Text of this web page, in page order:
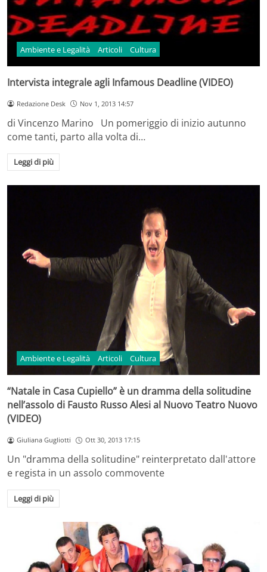
Ambiente e Legalità Articoli Cultura
Intervista integrale agli Infamous Deadline (VIDEO)
Redazione Desk Nov 1, 2013 14:57
di Vincenzo Marino Un pomeriggio di inizio autunno
come tanti, parto alla volta di…
Leggi di più
Ambiente e Legalità Articoli Cultura
“Natale in Casa Cupiello” è un dramma della solitudine
nell’assolo di Fausto Russo Alesi al Nuovo Teatro Nuovo
(VIDEO)
Giuliana Gugliotti Ott 30, 2013 17:15
Un "dramma della solitudine" reinterpretato dall'attore
e regista in un assolo commovente
Leggi di più